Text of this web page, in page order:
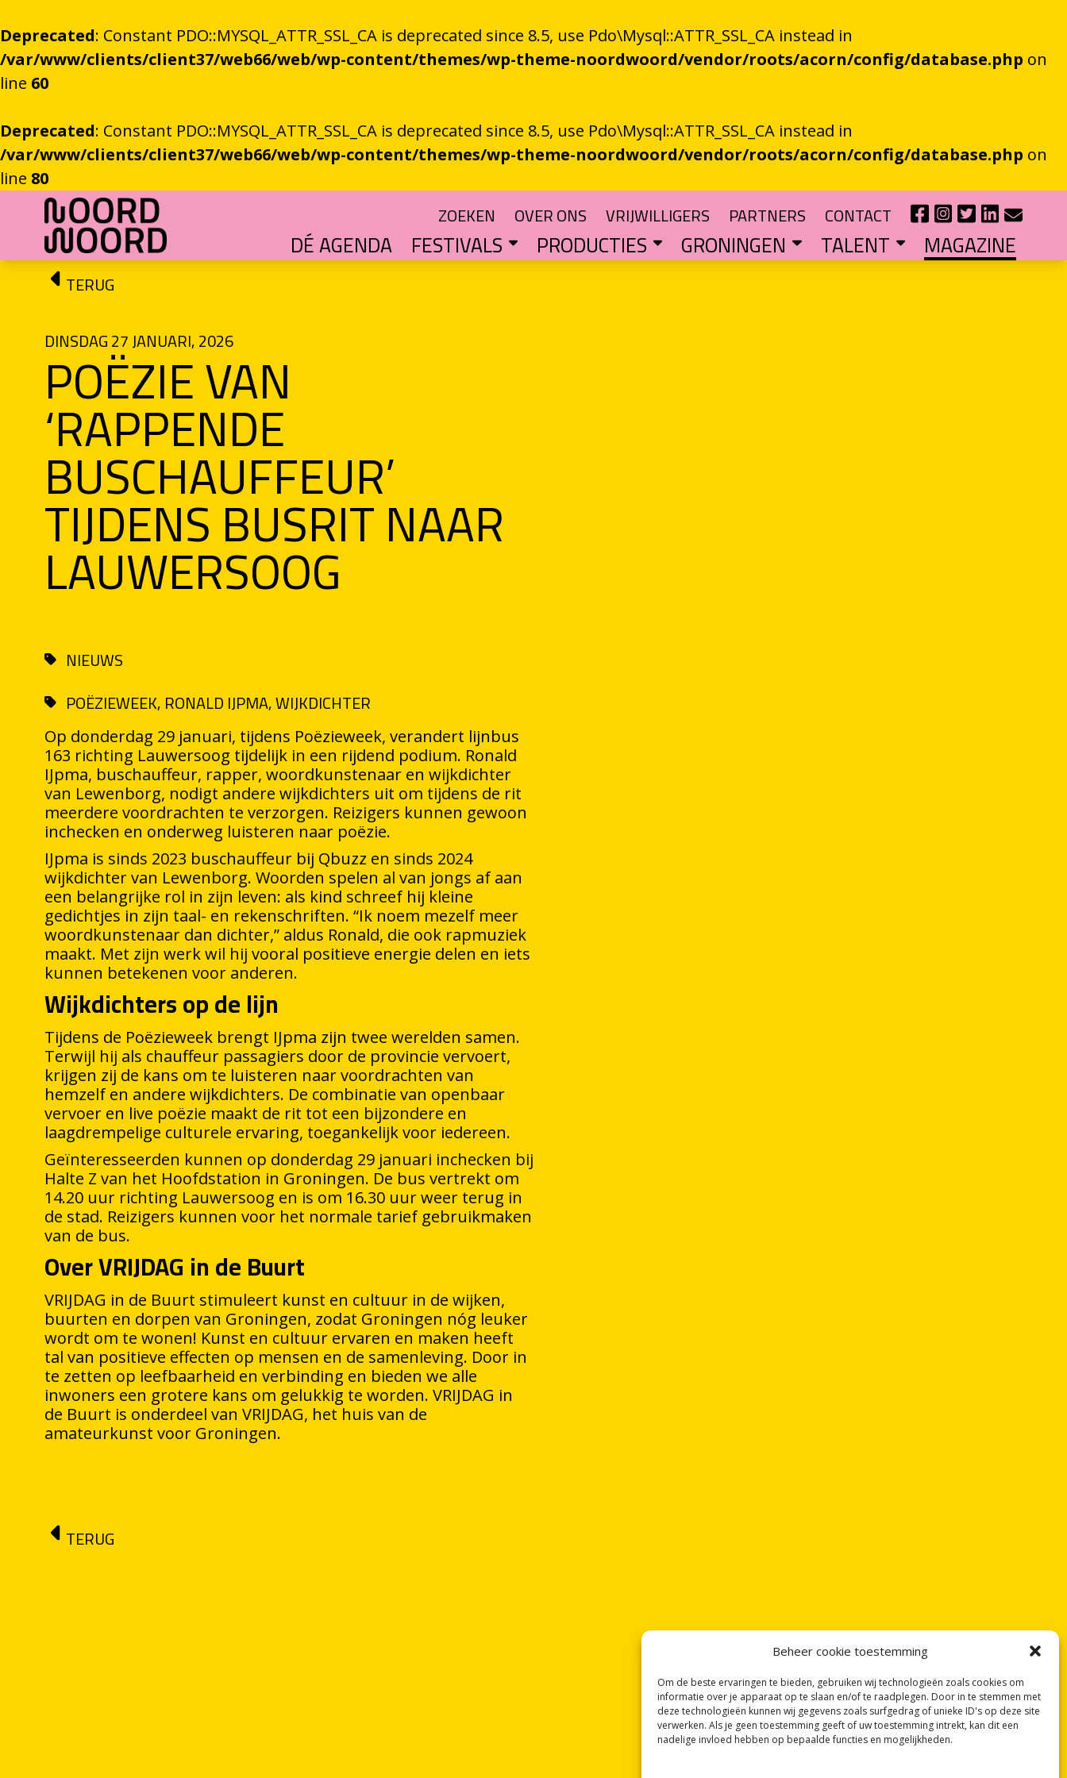
Beheer cookie toestemming
Om de beste ervaringen te bieden, gebruiken wij technologieën zoals cookies om
informatie over je apparaat op te slaan en/of te raadplegen. Door in te stemmen met
deze technologieën kunnen wij gegevens zoals surfgedrag of unieke ID's op deze site
verwerken. Als je geen toestemming geeft of uw toestemming intrekt, kan dit een
nadelige invloed hebben op bepaalde functies en mogelijkheden.
Deprecated: Constant PDO::MYSQL_ATTR_SSL_CA is deprecated since 8.5, use Pdo\Mysql::ATTR_SSL_CA instead in
/var/www/clients/client37/web66/web/wp-content/themes/wp-theme-noordwoord/vendor/roots/acorn/config/database.php on
line 60
Deprecated: Constant PDO::MYSQL_ATTR_SSL_CA is deprecated since 8.5, use Pdo\Mysql::ATTR_SSL_CA instead in
/var/www/clients/client37/web66/web/wp-content/themes/wp-theme-noordwoord/vendor/roots/acorn/config/database.php on
line 80
Ga naar de inhoud
ZOEKEN OVER ONS VRIJWILLIGERS PARTNERS CONTACT
DÉ AGENDA FESTIVALS PRODUCTIES GRONINGEN TALENT MAGAZINE
TERUG
DINSDAG 27 JANUARI, 2026
POËZIE VAN
‘RAPPENDE
BUSCHAUFFEUR’
TIJDENS BUSRIT NAAR
LAUWERSOOG
NIEUWS
POËZIEWEEK,RONALD IJPMA,WIJKDICHTER
Op donderdag 29 januari, tijdens Poëzieweek, verandert lijnbus
163 richting Lauwersoog tijdelijk in een rijdend podium. Ronald
IJpma, buschauffeur, rapper, woordkunstenaar en wijkdichter
van Lewenborg, nodigt andere wijkdichters uit om tijdens de rit
meerdere voordrachten te verzorgen. Reizigers kunnen gewoon
inchecken en onderweg luisteren naar poëzie.
IJpma is sinds 2023 buschauffeur bij Qbuzz en sinds 2024
wijkdichter van Lewenborg. Woorden spelen al van jongs af aan
een belangrijke rol in zijn leven: als kind schreef hij kleine
gedichtjes in zijn taal- en rekenschriften. “Ik noem mezelf meer
woordkunstenaar dan dichter,” aldus Ronald, die ook rapmuziek
maakt. Met zijn werk wil hij vooral positieve energie delen en iets
kunnen betekenen voor anderen.
Wijkdichters op de lijn
Tijdens de Poëzieweek brengt IJpma zijn twee werelden samen.
Terwijl hij als chauffeur passagiers door de provincie vervoert,
krijgen zij de kans om te luisteren naar voordrachten van
hemzelf en andere wijkdichters. De combinatie van openbaar
vervoer en live poëzie maakt de rit tot een bijzondere en
laagdrempelige culturele ervaring, toegankelijk voor iedereen.
Geïnteresseerden kunnen op donderdag 29 januari inchecken bij
Halte Z van het Hoofdstation in Groningen. De bus vertrekt om
14.20 uur richting Lauwersoog en is om 16.30 uur weer terug in
de stad. Reizigers kunnen voor het normale tarief gebruikmaken
van de bus.
Over VRIJDAG in de Buurt
VRIJDAG in de Buurt stimuleert kunst en cultuur in de wijken,
buurten en dorpen van Groningen, zodat Groningen nóg leuker
wordt om te wonen! Kunst en cultuur ervaren en maken heeft
tal van positieve effecten op mensen en de samenleving. Door in
te zetten op leefbaarheid en verbinding en bieden we alle
inwoners een grotere kans om gelukkig te worden. VRIJDAG in
de Buurt is onderdeel van VRIJDAG, het huis van de
amateurkunst voor Groningen.
TERUG